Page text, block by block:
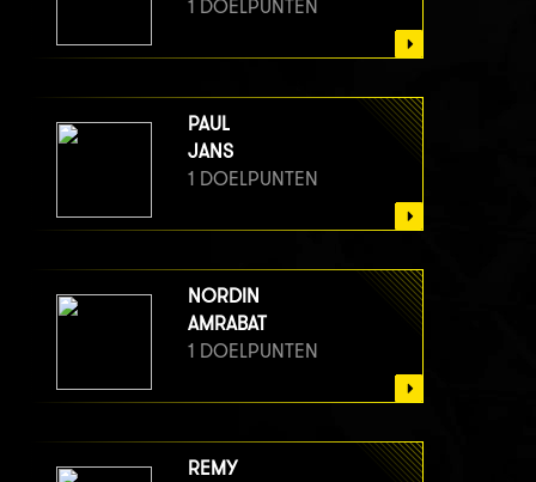
1 DOELPUNTEN
PAUL
JANS
1 DOELPUNTEN
NORDIN
AMRABAT
1 DOELPUNTEN
REMY